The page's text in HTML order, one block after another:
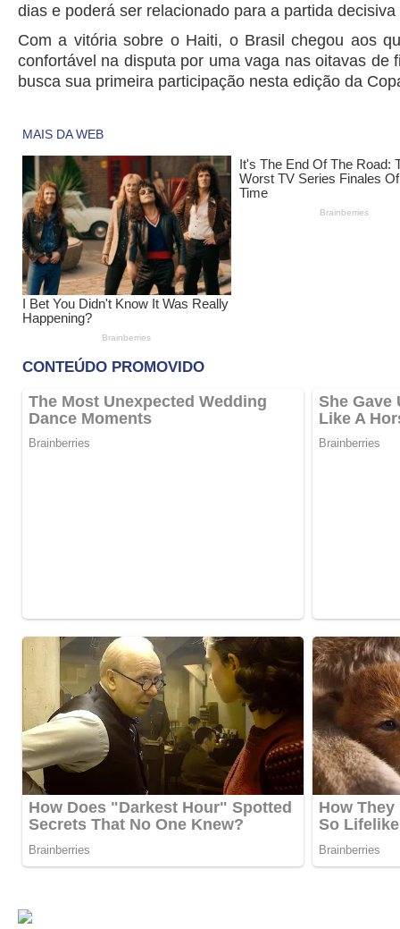
dias e poderá ser relacionado para a partida
Com a vitória sobre o Haiti, o Brasil chegou aos
confortável na disputa por uma vaga nas oitavas
busca sua primeira participação nesta edição da